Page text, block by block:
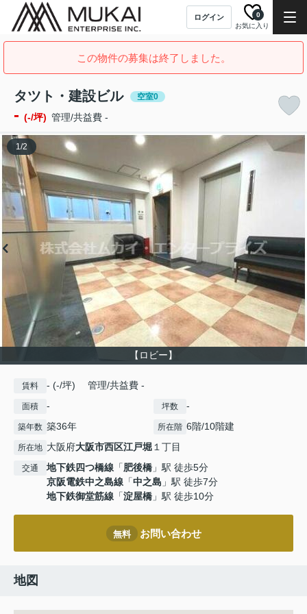
ログイン
お気に入り
0
この物件の募集は終了しました。
タツト・建設ビル 空室0
- (-/坪) 管理/共益費 -
【ロビー】
1/2
賃料 - (-/坪) 管理/共益費 -
面積 - 坪数 -
築年数 築36年 所在階 6階/10階建
所在地 大阪府大阪市西区江戸堀１丁目
交通 地下鉄四つ橋線 「肥後橋 」駅 徒歩5分
京阪電鉄中之島線 「中之島 」駅 徒歩7分
地下鉄御堂筋線 「淀屋橋 」駅 徒歩10分
無料 お問い合わせ
地図